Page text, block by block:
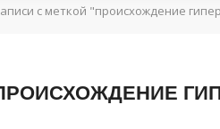
с меткой "происхождение